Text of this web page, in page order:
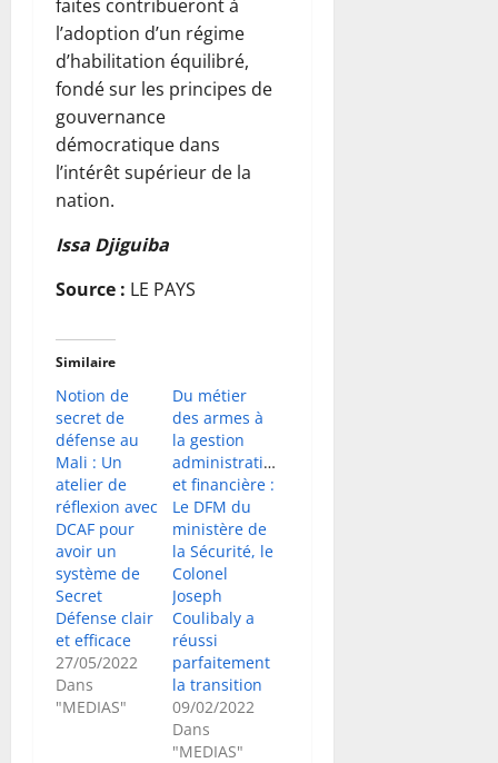
faites contribueront à
l’adoption d’un régime
d’habilitation équilibré,
fondé sur les principes de
gouvernance
démocratique dans
l’intérêt supérieur de la
nation.
Issa Djiguiba
Source : LE PAYS
Similaire
Notion de
secret de
défense au
Mali : Un
atelier de
réflexion avec
DCAF pour
avoir un
système de
Secret
Défense clair
et efficace
27/05/2022
Dans
"MEDIAS"
Du métier
des armes à
la gestion
administrative
et financière :
Le DFM du
ministère de
la Sécurité, le
Colonel
Joseph
Coulibaly a
réussi
parfaitement
la transition
09/02/2022
Dans
"MEDIAS"